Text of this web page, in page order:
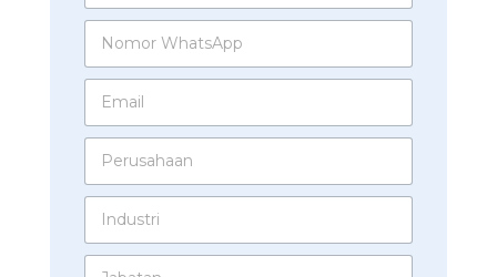
m
N
m
W
t
A
p
E
a
*
J
b
a
a
P
r
a
I
d
J